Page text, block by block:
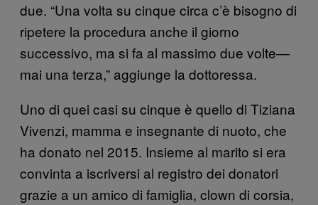
due. “Una volta su cinque circa c’è bisogno di
ripetere la procedura anche il giorno
successivo, ma si fa al massimo due volte—
mai una terza,” aggiunge la dottoressa.
Uno di quei casi su cinque è quello di Tiziana
Vivenzi, mamma e insegnante di nuoto, che
ha donato nel 2015. Insieme al marito si era
convinta a iscriversi al registro dei donatori
grazie a un amico di famiglia, clown di corsia,